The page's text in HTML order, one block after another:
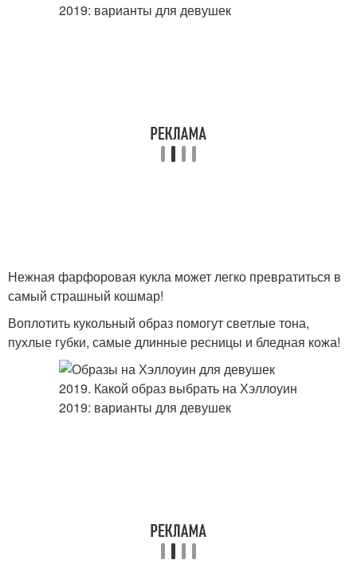
Нежная фарфоровая кукла может легко превратиться в
самый страшный кошмар!
Воплотить кукольный образ помогут светлые тона,
пухлые губки, самые длинные ресницы и бледная кожа!